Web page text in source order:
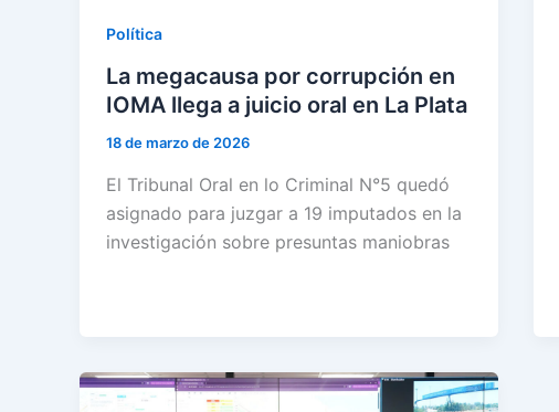
Política
La megacausa por corrupción en
IOMA llega a juicio oral en La Plata
18 de marzo de 2026
El Tribunal Oral en lo Criminal N°5 quedó
asignado para juzgar a 19 imputados en la
investigación sobre presuntas maniobras